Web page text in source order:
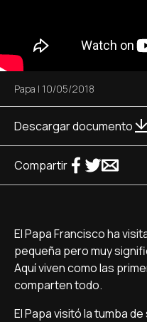
Papa | 10/05/2018
Descargar documento
Compartir
El Papa Francisco ha
pequeña pero muy
Aquí viven como las
comparten todo.
El Papa visitó la tumba